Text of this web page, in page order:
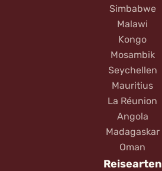
Simbabwe
Malawi
Kongo
Mosambik
Seychellen
Mauritius
La Réunion
Angola
Madagaskar
Oman
Reisearten